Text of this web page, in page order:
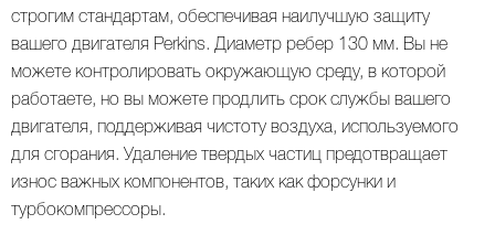
строгим стандартам, обеспечивая наилучшую защиту
вашего двигателя Perkins. Диаметр ребер 130 мм. Вы не
можете контролировать окружающую среду, в которой
работаете, но вы можете продлить срок службы вашего
двигателя, поддерживая чистоту воздуха, используемого
для сгорания. Удаление твердых частиц предотвращает
износ важных компонентов, таких как форсунки и
турбокомпрессоры.